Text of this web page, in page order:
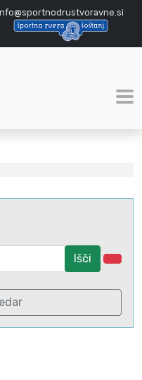
Išči